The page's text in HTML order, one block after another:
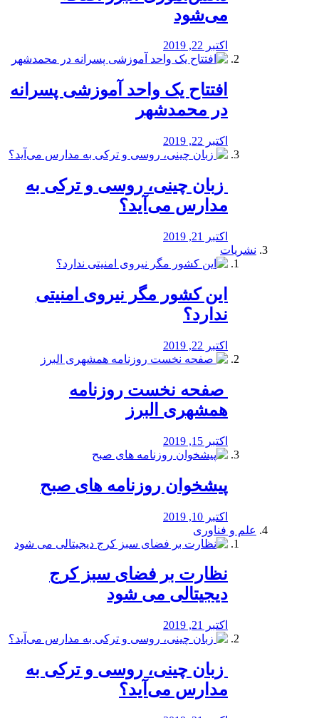
می‌شود
اکتبر 22, 2019
افتتاح یک واحد آموزشی پسرانه
در محمدشهر
اکتبر 22, 2019
️ زبان چینی، روسی و ترکی به
مدارس می‌آید؟
اکتبر 21, 2019
نشریات
این کشور مگر نیروی امنیتی
ندارد؟
اکتبر 22, 2019
️ صفحه نخست روزنامه‌
همشهری البرز
اکتبر 15, 2019
پیشخوان روزنامه های صبح
اکتبر 10, 2019
علم و فناوری
نظارت بر فضای سبز کرج
دیجیتالی می شود
اکتبر 21, 2019
️ زبان چینی، روسی و ترکی به
مدارس می‌آید؟